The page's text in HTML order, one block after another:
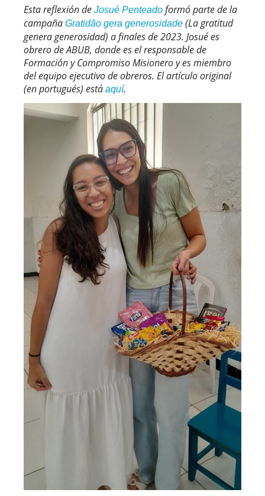
Esta reflexión de Josué Penteado formó parte de la
campaña Gratidão gera generosidade (La gratitud
genera generosidad) a finales de 2023. Josué es
obrero de ABUB, donde es el responsable de
Formación y Compromiso Misionero y es miembro
del equipo ejecutivo de obreros. El artículo original
(en portugués) está aquí.